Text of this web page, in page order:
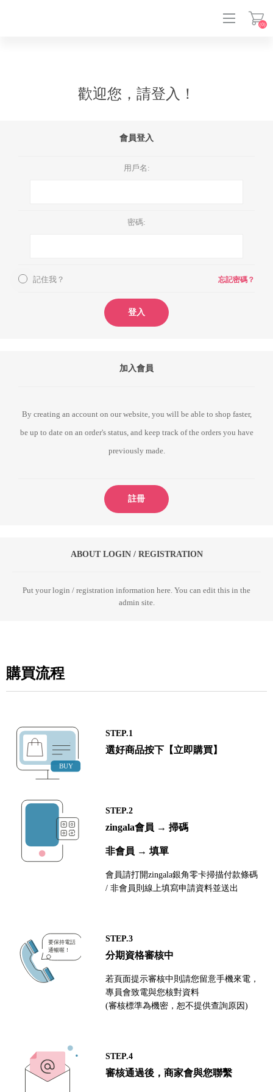
(0)
歡迎您，請登入！
會員登入
用戶名:
密碼:
記住我？ 忘記密碼？
登入
加入會員
By creating an account on our website, you will be able to shop faster,
be up to date on an order's status, and keep track of the orders you have
previously made.
註冊
ABOUT LOGIN / REGISTRATION
Put your login / registration information here. You can edit this in the
admin site.
購買流程
STEP.1
選好商品按下【立即購買】
STEP.2
zingala會員 → 掃碼
非會員 → 填單
會員請打開zingala銀角零卡掃描付款條碼
/ 非會員則線上填寫申請資料並送出
STEP.3
分期資格審核中
若頁面提示審核中則請您留意手機來電，
專員會致電與您核對資料
(審核標準為機密，恕不提供查詢原因)
STEP.4
審核通過後，商家會與您聯繫